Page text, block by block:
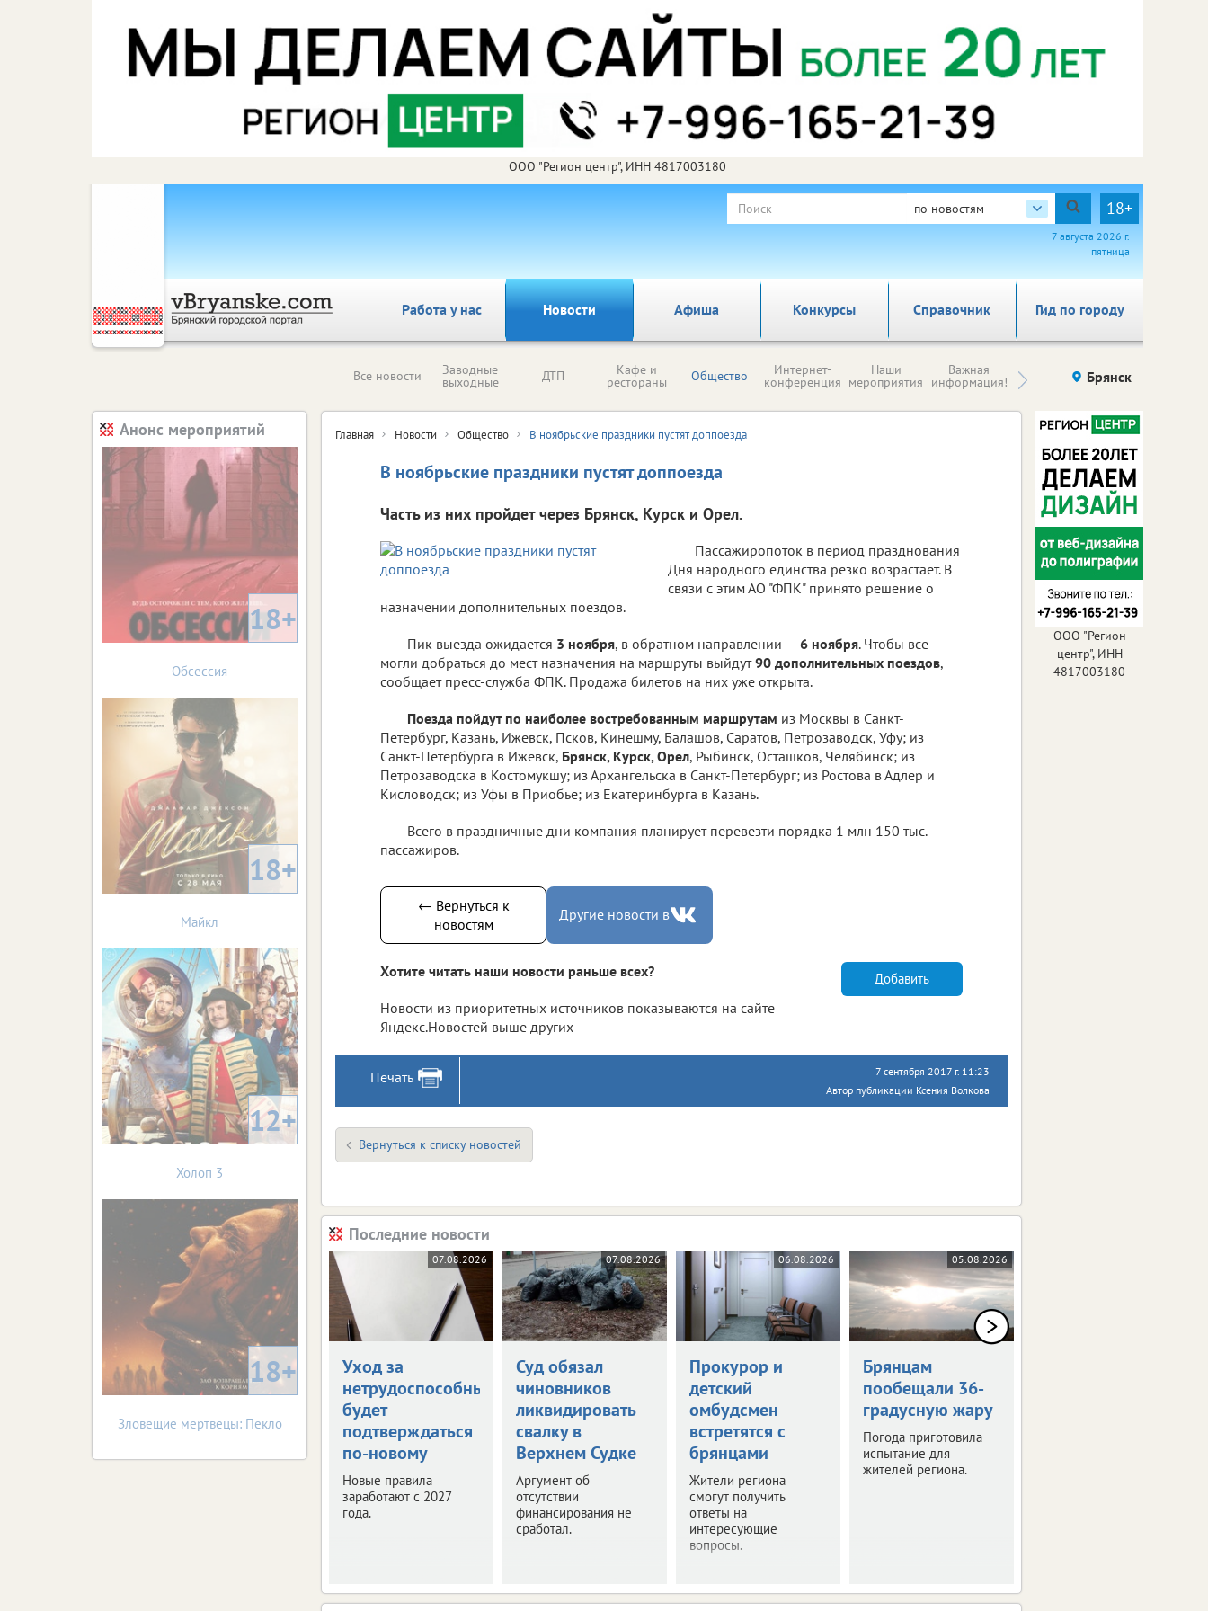
ООО "Регион центр", ИНН 4817003180
по новостям 18+
7 августа 2026 г.
пятница
Работа у нас Новости Афиша Справочник Гид по городу
Конкурсы
Все новости Заводные
выходные ДТП Кафе и
рестораны Общество Интернет-
конференция
Наши
мероприятия
Важная
информация! Происшествия Здоровье
Брянск
Главная Новости Общество В ноябрьские праздники пустят доппоезда
В ноябрьские праздники пустят доппоезда
Часть из них пройдет через Брянск, Курск и Орел.
Пассажиропоток в период празднования
Дня народного единства резко возрастает. В
связи с этим АО "ФПК" принято решение о
назначении дополнительных поездов.
Пик выезда ожидается 3 ноября, в обратном направлении — 6 ноября. Чтобы все
могли добраться до мест назначения на маршруты выйдут90 дополнительных поездов,
сообщает пресс-служба ФПК. Продажа билетов на них уже открыта.
Поезда пойдут по наиболее востребованным маршрутам из Москвы в Санкт-
Петербург, Казань, Ижевск, Псков, Кинешму, Балашов, Саратов, Петрозаводск, Уфу; из
Санкт-Петербурга в Ижевск, Брянск, Курск, Орел, Рыбинск, Осташков, Челябинск; из
Петрозаводска в Костомукшу; из Архангельска в Санкт-Петербург; из Ростова в Адлер и
Кисловодск; из Уфы в Приобье; из Екатеринбурга в Казань.
Всего в праздничные дни компания планирует перевезти порядка 1 млн 150 тыс.
пассажиров.
← Вернуться к
новостям
Другие новости в
Хотите читать наши новости раньше всех?
Новости из приоритетных источников показываются на сайте
Яндекс.Новостей выше других
Добавить
Печать
7 сентября 2017 г. 11:23
Автор публикации Ксения Волкова
Вернуться к списку новостей
Последние новости
07.08.2026
Уход за
нетрудоспособными
будет
подтверждаться
по-новому
Новые правила
заработают с 2027
года.
07.08.2026
Суд обязал
чиновников
ликвидировать
свалку в
Верхнем Судке
Аргумент об
отсутствии
финансирования не
сработал.
06.08.2026
Прокурор и
детский
омбудсмен
встретятся с
брянцами
Жители региона
смогут получить
ответы на
интересующие
вопросы.
05.08.2026
Брянцам
пообещали 36-
градусную жару
Погода приготовила
испытание для
жителей региона.
Анонс мероприятий
18+
Обсессия
18+
Майкл
12+
Холоп 3
18+
Зловещие мертвецы: Пекло
ООО "Регион
центр", ИНН
4817003180